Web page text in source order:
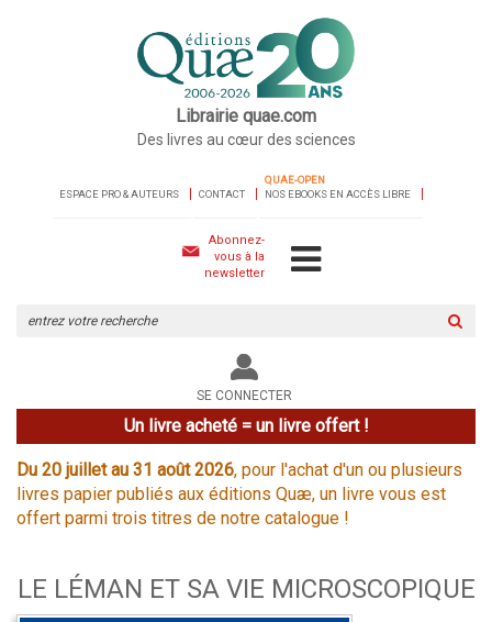
Librairie quae.com
Des livres au cœur des sciences
ESPACE PRO & AUTEURS CONTACT
QUAE-OPEN
NOS EBOOKS EN ACCÈS LIBRE
Abonnez-
vous à la
newsletter
le
site
SE CONNECTER
Un livre acheté = un livre offert !
Du 20 juillet au 31 août 2026, pour l'achat d'un ou plusieurs
livres papier publiés aux éditions Quæ, un livre vous est
offert parmi trois titres de notre catalogue !
LE LÉMAN ET SA VIE MICROSCOPIQUE